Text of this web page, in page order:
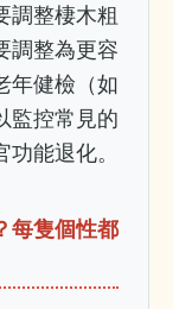
調整棲木粗
調整為更容
年健檢（如
監控常見的
能退化。
每隻個性都